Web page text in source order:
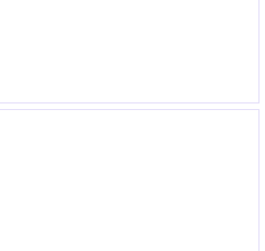
担当し、APAC全体に関わる
クト成功に貢献していただ